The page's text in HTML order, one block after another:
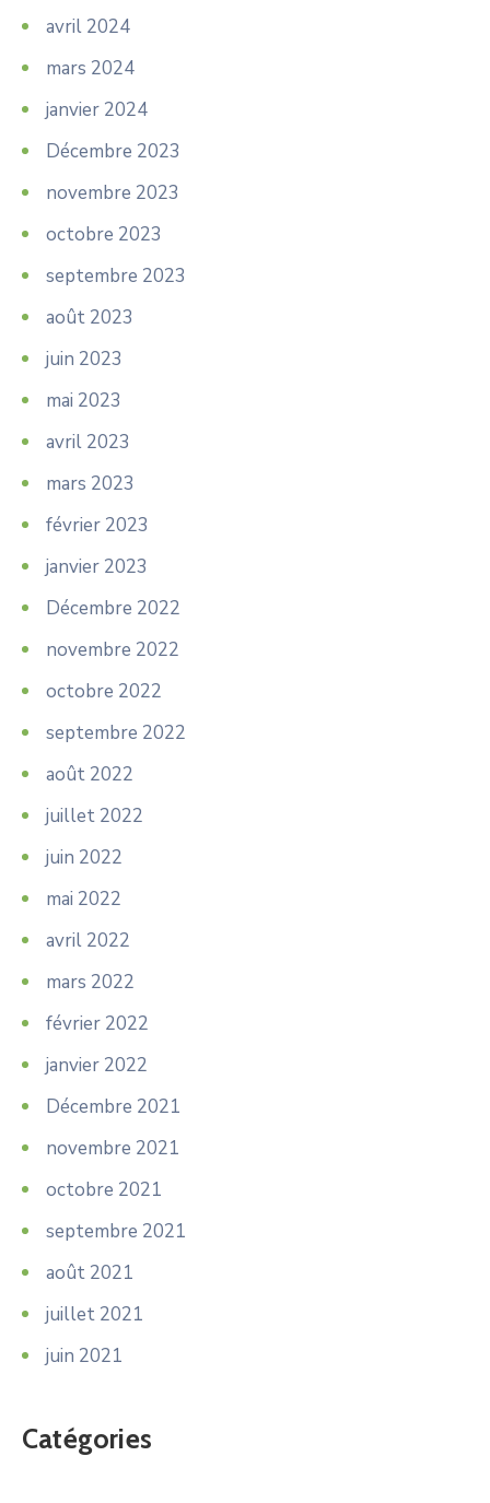
avril 2024
mars 2024
janvier 2024
Décembre 2023
novembre 2023
octobre 2023
septembre 2023
août 2023
juin 2023
mai 2023
avril 2023
mars 2023
février 2023
janvier 2023
Décembre 2022
novembre 2022
octobre 2022
septembre 2022
août 2022
juillet 2022
juin 2022
mai 2022
avril 2022
mars 2022
février 2022
janvier 2022
Décembre 2021
novembre 2021
octobre 2021
septembre 2021
août 2021
juillet 2021
juin 2021
Catégories